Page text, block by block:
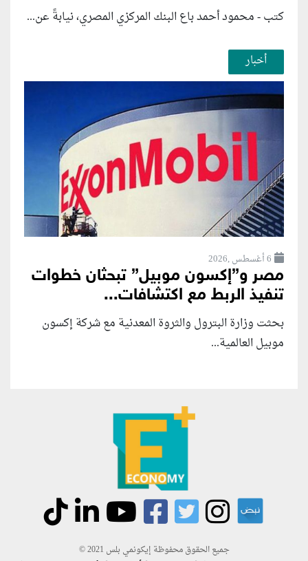
كتب - محمود أحمد باع البنك المركزي المصري، نيابةً عن...
أخبار
6 أغسطس ,2026
مصر و”إكسون موبيل” تبحثان خطوات
تنفيذ الربط مع اكتشافات...
بحثت وزارة البترول والثروة المعدنية مع شركة إكسون
موبيل العالمية...
جميع الحقوق محفوظة إيكونمي بلس 2021 ©